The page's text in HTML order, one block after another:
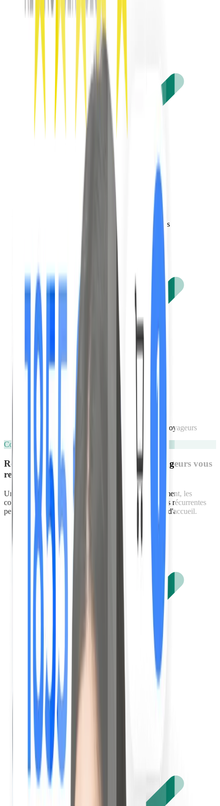
Règles, wifi, électroménager, départ
Recommandations locales, restaurants, activités
Centralisez tout ce qui est important pour vos voyageurs
Consignes et vidéos
Rendez vos consignes évidentes. Vos voyageurs vous
remercieront
Un voyage se prépare en amont, l'accès à votre logement, les
consignes d'arrivée ou de départ. Toutes ces questions récurrentes
peuvent être simplifiées et présentes dans votre livret d'accueil.
Accès au logement